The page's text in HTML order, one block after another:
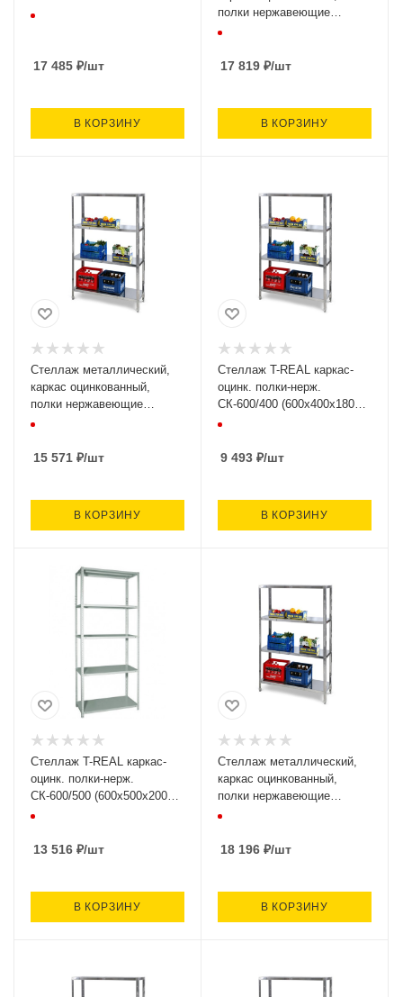
17 485 ₽/шт
В КОРЗИНУ
полки нержавеющие
СКО-950/400
17 819 ₽/шт
В КОРЗИНУ
Стеллаж металлический,
каркас оцинкованный,
полки нержавеющие
СКО-600/500
15 571 ₽/шт
В КОРЗИНУ
Стеллаж T-REAL каркас-
оцинк. полки-нерж.
СК-600/400 (600х400х1800,
4 полки) О
9 493 ₽/шт
В КОРЗИНУ
Стеллаж T-REAL каркас-
оцинк. полки-нерж.
СК-600/500 (600х500х2000,
5 полок) О
13 516 ₽/шт
В КОРЗИНУ
Стеллаж металлический,
каркас оцинкованный,
полки нержавеющие
СКО-950/400
18 196 ₽/шт
В КОРЗИНУ